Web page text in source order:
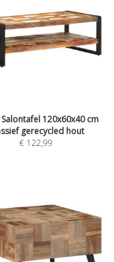
120x60x40 cm
gerecycled hout
€ 122,99